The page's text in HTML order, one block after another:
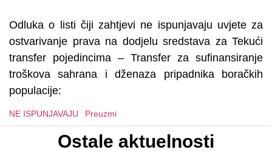
Odluka o listi čiji zahtjevi ne ispunjavaju uvjete za
ostvarivanje prava na dodjelu sredstava za Tekući
transfer pojedincima – Transfer za sufinansiranje
troškova sahrana i dženaza pripadnika boračkih
populacije:
NE ISPUNJAVAJU Preuzmi
Ostale aktuelnosti